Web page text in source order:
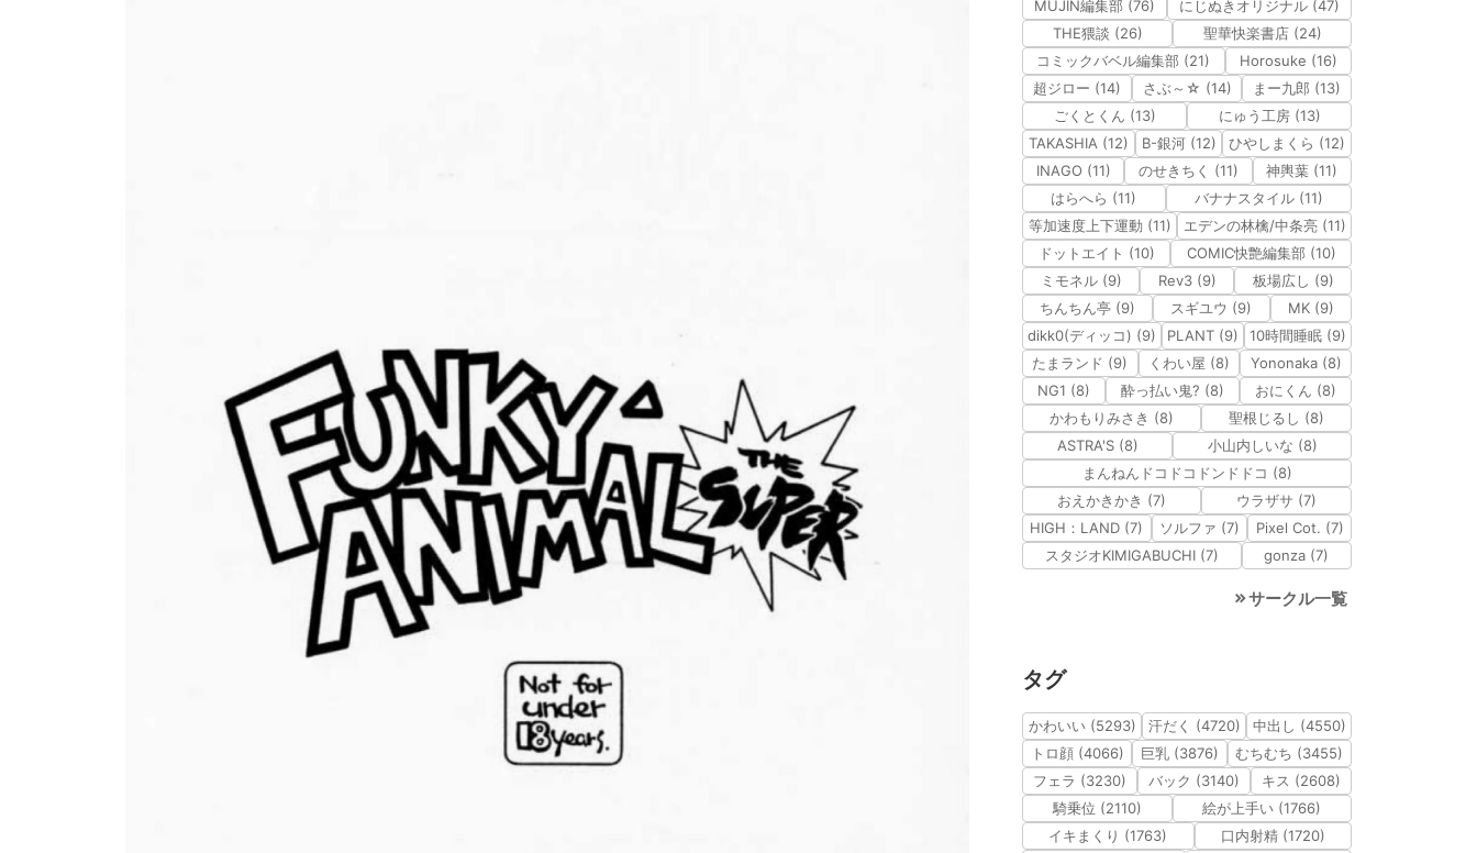
MUJIN編集部 (76)
にじぬきオリジナル (47)
THE猥談 (26)
聖華快楽書店 (24)
コミックバベル編集部 (21)
Horosuke (16)
超ジロー (14)
さぶ～☆ (14)
まー九郎 (13)
ごくとくん (13)
にゅう工房 (13)
TAKASHIA (12)
B-銀河 (12)
ひやしまくら (12)
INAGO (11)
のせきちく (11)
神輿葉 (11)
はらへら (11)
バナナスタイル (11)
等加速度上下運動 (11)
エデンの林檎/中条亮 (11)
ドットエイト (10)
COMIC快艶編集部 (10)
ミモネル (9)
Rev3 (9)
板場広し (9)
ちんちん亭 (9)
スギユウ (9)
MK (9)
dikk0(ディッコ) (9)
PLANT (9)
10時間睡眠 (9)
たまランド (9)
くわい屋 (8)
Yononaka (8)
NG1 (8)
酔っ払い鬼? (8)
おにくん (8)
かわもりみさき (8)
聖根じるし (8)
ASTRA'S (8)
小山内しいな (8)
まんねんドコドコドンドドコ (8)
おえかきかき (7)
ウラザサ (7)
HIGH：LAND (7)
ソルファ (7)
Pixel Cot. (7)
スタジオKIMIGABUCHI (7)
gonza (7)
サークル一覧
タグ
かわいい (5293) 汗だく (4720)
中出し (4550)
トロ顔 (4066)
巨乳 (3876)
むちむち (3455)
フェラ (3230)
バック (3140)
キス (2608)
騎乗位 (2110)
絵が上手い (1766)
イキまくり (1763)
口内射精 (1720)